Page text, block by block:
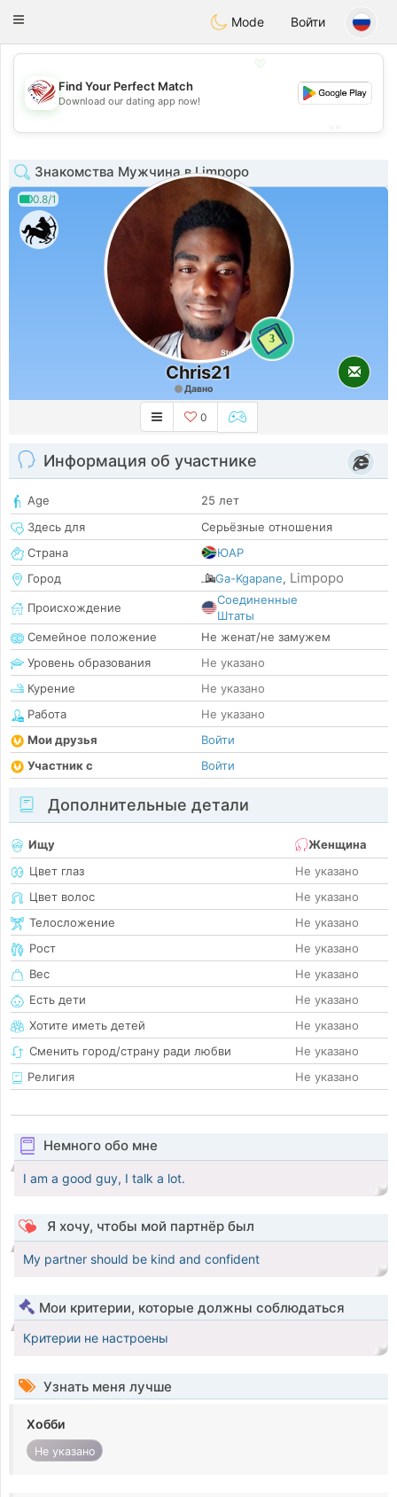
Dating
Toggle
Mode Войти
💖
💕
Find Your Perfect Match
Download our dating app now!
Знакомства Мужчина в Limpopo
0.8/1
3
Chris21
Давно
0
Информация об участнике
Age
25 лет
Здесь для
Серьёзные отношения
Страна
ЮАР
Город
Ga-Kgapane, Limpopo
Происхождение
Соединенные
Штаты
Семейное положение
Не женат/не замужем
Уровень образования
Не указано
Курение
Не указано
Работа
Не указано
Мои друзья
Войти
Участник с
Войти
Дополнительные детали
Ищу
Женщина
Цвет глаз
Не указано
Цвет волос
Не указано
Телосложение
Не указано
Рост
Не указано
Вес
Не указано
Есть дети
Не указано
Хотите иметь детей
Не указано
Сменить город/страну ради любви
Не указано
Религия
Не указано
Немного обо мне
I am a good guy, I talk a lot.
Я хочу, чтобы мой партнёр был
My partner should be kind and confident
Мои критерии, которые должны соблюдаться
Критерии не настроены
Узнать меня лучше
Хобби
Не указано